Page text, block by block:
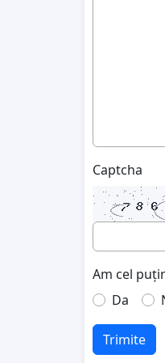
Captcha
Am cel
Da
Trimite